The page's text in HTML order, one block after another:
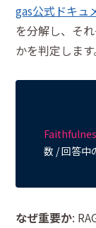
gas公式ドキュ
を分解し、そ
かを判定します
なぜ重要か: